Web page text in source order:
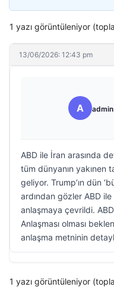
1 yazı görüntüleniyor
13/06/2026: 12:43 pm
A admin
ABD ile İran arasında
tüm dünyanın yakınen
geliyor. Trump’ın dün
ardından gözler ABD
anlaşmaya çevrildi. ABD
Anlaşması olması
anlaşma metninin
1 yazı görüntüleniyor